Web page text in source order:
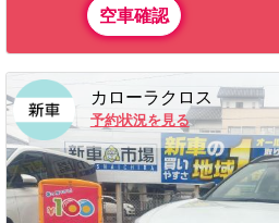
空車確認
カローラクロス
予約状況を見る